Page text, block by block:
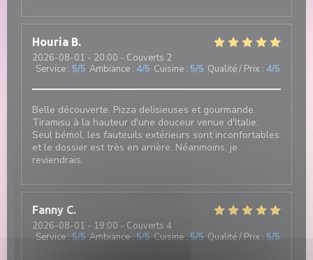
Houria B
2026-08-01 - 20:00 - Couverts 2
Service : 5/5 Ambiance : 4/5 Cuisine : 5/5 Qualité / Prix : 4/5
Belle découverte. Pizza delisieuses et gourmande.
Tiramisu à la hauteur d'une douceur venue d'Italie.
Seul bémol, les fauteuils extérieurs sont inconfortables
et le dossier est très en arrière. Néanmoins, je
reviendrais.
Fanny C
2026-08-01 - 19:00 - Couverts 4
Service : 5/5 Ambiance: 5/5 Cuisine: 5/5 Qualité / Prix : 5/5